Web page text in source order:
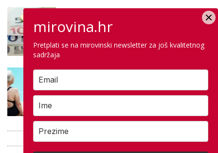
stupu: Srpanjski prinosi većine
Kupanje u ovom gradu i sutra
ohladiti tijekom toplinskog vala
mirovina.hr
Pretplati se na mirovinski newsletter za još kvalitetnog
sadržaja